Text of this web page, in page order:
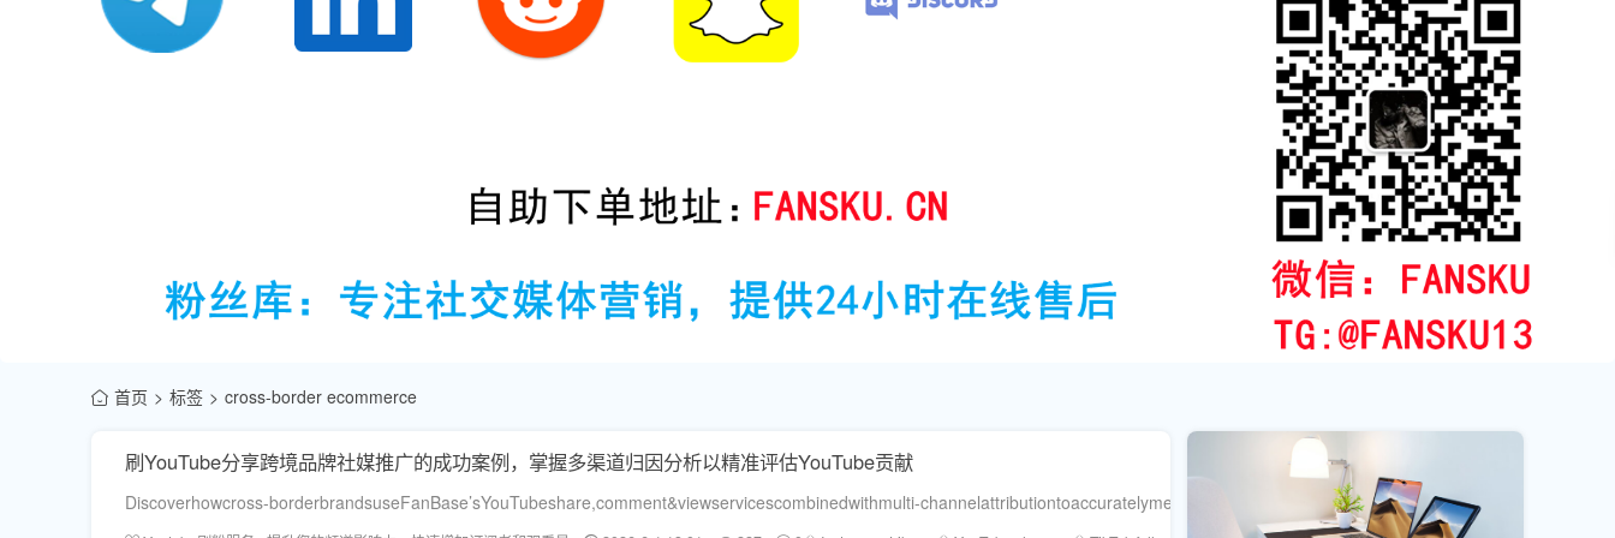
首页 标签 cross-border ecommerce
刷YouTube分享跨境品牌社媒推广的成功案例，掌握多渠道归因分析以精准评估YouTube贡献
Discoverhowcross-borderbrandsuseFanBase’sYouTubeshare,comment&viewservicescombinedwithmulti-